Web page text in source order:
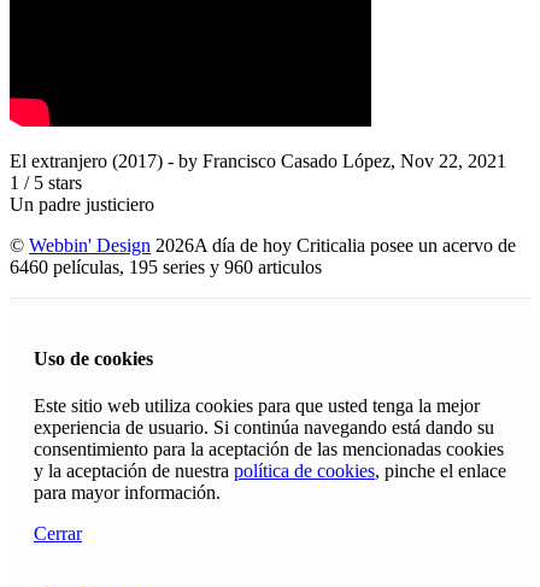
El extranjero (2017) - by Francisco Casado López, Nov 22, 2021
1 / 5 stars
Un padre justiciero
© Webbin' Design 2026A día de hoy Criticalia posee un acervo de
6460 películas, 195 series y 960 articulos
Uso de cookies
Este sitio web utiliza cookies para que usted tenga la mejor
experiencia de usuario. Si continúa navegando está dando su
consentimiento para la aceptación de las mencionadas cookies
y la aceptación de nuestra política de cookies, pinche el enlace
para mayor información.
Cerrar